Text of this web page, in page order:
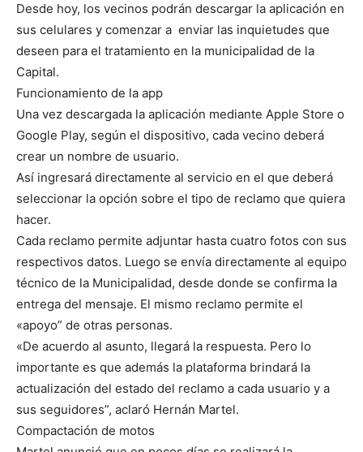
Desde hoy, los vecinos podrán descargar la aplicación en
sus celulares y comenzar a enviar las inquietudes que
deseen para el tratamiento en la municipalidad de la
Capital.
Funcionamiento de la app
Una vez descargada la aplicación mediante Apple Store o
Google Play, según el dispositivo, cada vecino deberá
crear un nombre de usuario.
Así ingresará directamente al servicio en el que deberá
seleccionar la opción sobre el tipo de reclamo que quiera
hacer.
Cada reclamo permite adjuntar hasta cuatro fotos con sus
respectivos datos. Luego se envía directamente al equipo
técnico de la Municipalidad, desde donde se confirma la
entrega del mensaje. El mismo reclamo permite el
«apoyo” de otras personas.
«De acuerdo al asunto, llegará la respuesta. Pero lo
importante es que además la plataforma brindará la
actualización del estado del reclamo a cada usuario y a
sus seguidores”, aclaró Hernán Martel.
Compactación de motos